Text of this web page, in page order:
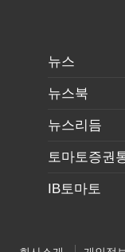
뉴스
뉴스북
뉴스리듬
토마토증권
IB토마토